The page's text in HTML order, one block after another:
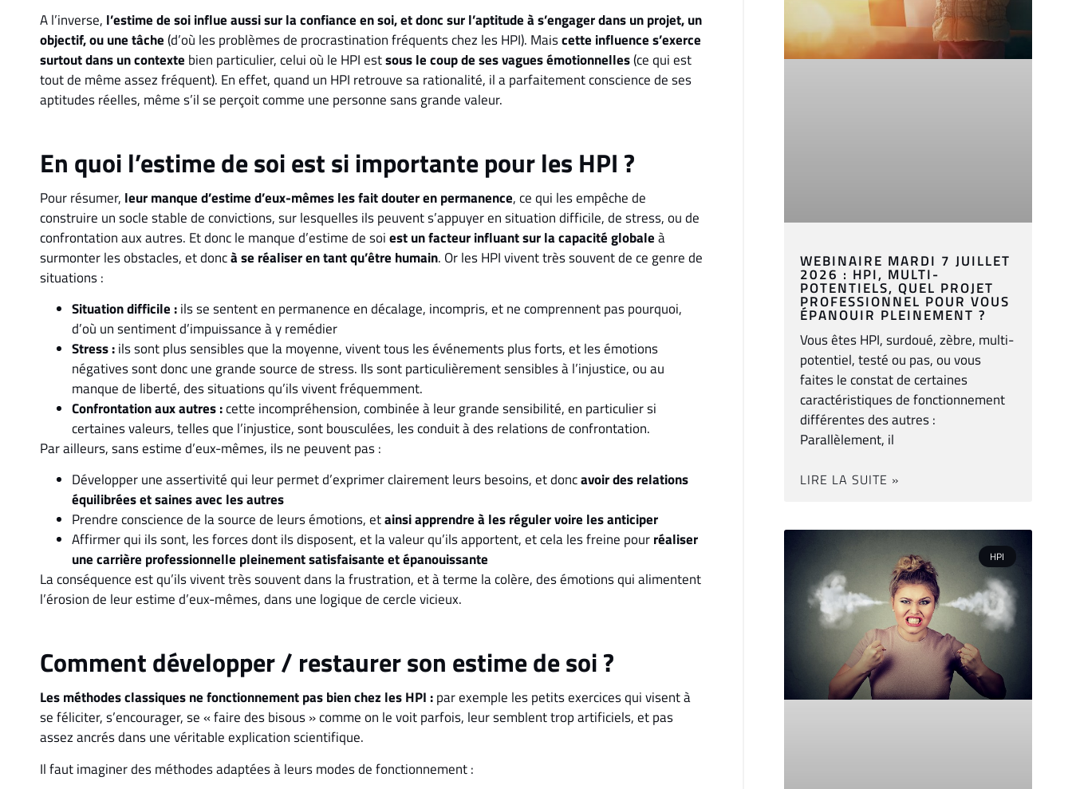
A l’inverse, l’estime de soi influe aussi sur la confiance en soi, et donc sur l’aptitude à s’engager dans un projet, un
objectif, ou une tâche(d’où les problèmes de procrastination fréquents chez les HPI). Maiscette influence s’exerce
surtout dans un contexte bien particulier, celui où le HPI estsous le coup de ses vagues émotionnelles(ce qui est
tout de même assez fréquent). En effet, quand un HPI retrouve sa rationalité, il a parfaitement conscience de ses
aptitudes réelles, même s’il se perçoit comme une personne sans grande valeur.
En quoi l’estime de soi est si importante pour les HPI ?
Pour résumer, leur manque d’estime d’eux-mêmes les fait douter en permanence, ce qui les empêche de
construire un socle stable de convictions, sur lesquelles ils peuvent s’appuyer en situation difficile, de stress, ou de
confrontation aux autres. Et donc le manque d’estime de soiest un facteur influant sur la capacité globaleà
surmonter les obstacles, et doncà se réaliser en tant qu’être humain. Or les HPI vivent très souvent de ce genre de
situations :
Situation difficile :ils se sentent en permanence en décalage, incompris, et ne comprennent pas pourquoi,
d’où un sentiment d’impuissance à y remédier
Stress :ils sont plus sensibles que la moyenne, vivent tous les événements plus forts, et les émotions
négatives sont donc une grande source de stress. Ils sont particulièrement sensibles à l’injustice, ou au
manque de liberté, des situations qu’ils vivent fréquemment.
Confrontation aux autres :cette incompréhension, combinée à leur grande sensibilité, en particulier si
certaines valeurs, telles que l’injustice, sont bousculées, les conduit à des relations de confrontation.
Par ailleurs, sans estime d’eux-mêmes, ils ne peuvent pas :
Développer une assertivité qui leur permet d’exprimer clairement leurs besoins, et doncavoir des relations
équilibrées et saines avec les autres
Prendre conscience de la source de leurs émotions, etainsi apprendre à les réguler voire les anticiper
Affirmer qui ils sont, les forces dont ils disposent, et la valeur qu’ils apportent, et cela les freine pourréaliser
une carrière professionnelle pleinement satisfaisante et épanouissante
La conséquence est qu’ils vivent très souvent dans la frustration, et à terme la colère, des émotions qui alimentent
l’érosion de leur estime d’eux-mêmes, dans une logique de cercle vicieux.
Comment développer / restaurer son estime de soi ?
Les méthodes classiques ne fonctionnement pas bien chez les HPI :par exemple les petits exercices qui visent à
se féliciter, s’encourager, se « faire des bisous » comme on le voit parfois, leur semblent trop artificiels, et pas
assez ancrés dans une véritable explication scientifique.
Il faut imaginer des méthodes adaptées à leurs modes de fonctionnement :
WEBINAIRE MARDI 7 JUILLET
2026 : HPI, MULTI-
POTENTIELS, QUEL PROJET
PROFESSIONNEL POUR VOUS
ÉPANOUIR PLEINEMENT ?
Vous êtes HPI, surdoué, zèbre, multi-
potentiel, testé ou pas, ou vous
faites le constat de certaines
caractéristiques de fonctionnement
différentes des autres :
Parallèlement, il
LIRE LA SUITE »
HPI